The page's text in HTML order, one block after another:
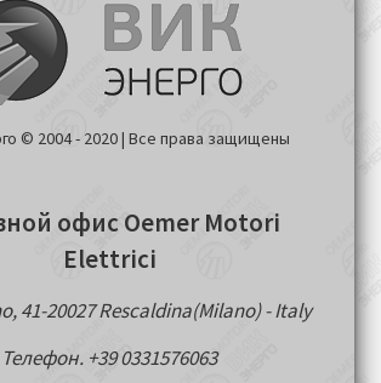
© 2004 - 2020 | Все права защищены
офис Oemer Motori
Elettrici
41-20027 Rescaldina(Milano) - Italy
Телефон. +39 0331576063